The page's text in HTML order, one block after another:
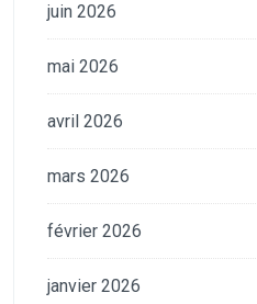
juin 2026
mai 2026
avril 2026
mars 2026
février 2026
janvier 2026